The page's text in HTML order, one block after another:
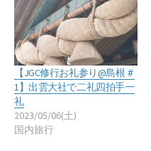
【JGC修行お礼参り@島根＃
1】出雲大社で二礼四拍手一
礼
2023/05/06(土)
国内旅行